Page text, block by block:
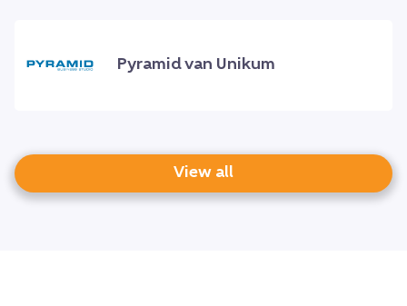
Pyramid van Unikum
View all